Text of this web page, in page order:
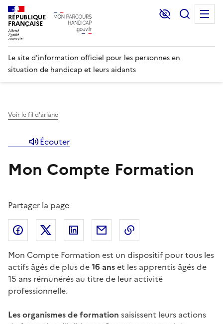
RÉPUBLIQUE
FRANÇAISE
Lecture et
Le site d'information officiel pour les personnes en
situation de handicap et leurs aidants
Voir le fil d'ariane
Écouter
Mon Compte Formation
Partager la page
Partager l'article surFacebook
Partager l'article sur X (anciennement
Partager l'article sur
Partager l'article par courriel
Mon Compte Formation est un dispositif pour tous les
actifs âgés de plus de16 anset les apprentis âgés de
15 ans rémunérés au titre de leur activité
professionnelle.
Les organismes de formation saisissent leurs actions